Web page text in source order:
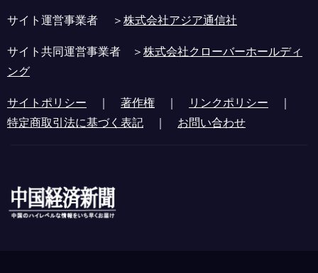
サイト運営事業者 ＞株式会社アジア通信社
サイト共同運営事業者 ＞株式会社クローバーホールディ
ング
サイトポリシー ｜ 著作権 ｜ リンクポリシー ｜
特定商取引法に基づく表記 ｜ お問い合わせ